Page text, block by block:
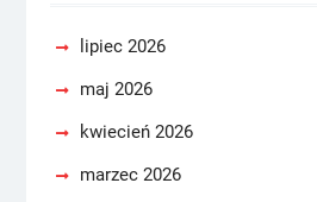
lipiec 2026
maj 2026
kwiecień 2026
marzec 2026